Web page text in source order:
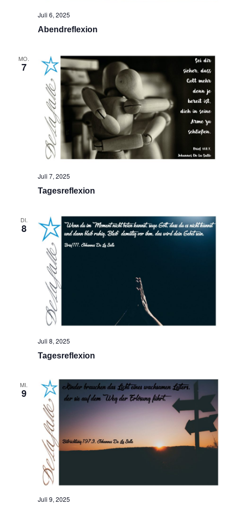
Abendreflexion
Juli 6, 2025
MO.
7
Tagesreflexion
Juli 7, 2025
DI.
8
Tagesreflexion
Juli 8, 2025
MI.
9
Juli 9, 2025